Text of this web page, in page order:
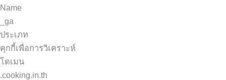
Name
_ga
ประเภท
คุกกี้เพื่อการวิเคราะห์
โดเมน
.cooking.in.th